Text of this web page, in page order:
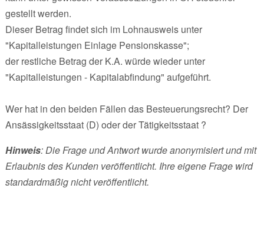
gestellt werden.
Dieser Betrag findet sich im Lohnausweis unter
"Kapitalleistungen Einlage Pensionskasse";
der restliche Betrag der K.A. würde wieder unter
"Kapitalleistungen - Kapitalabfindung" aufgeführt.
Wer hat in den beiden Fällen das Besteuerungsrecht? Der
Ansässigkeitsstaat (D) oder der Tätigkeitsstaat ?
Hinweis: Die Frage und Antwort wurde anonymisiert und mit
Erlaubnis des Kunden veröffentlicht. Ihre eigene Frage wird
standardmäßig nicht veröffentlicht.